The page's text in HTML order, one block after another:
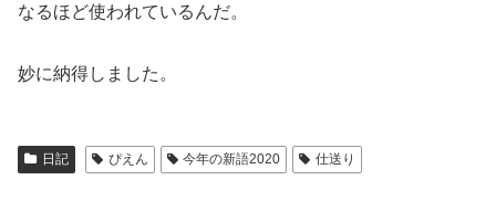
なるほど使われているんだ。
妙に納得しました。
日記 ぴえん 今年の新語2020 仕送り